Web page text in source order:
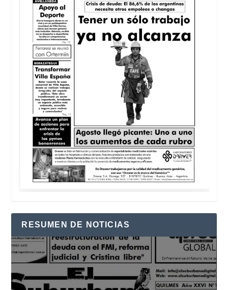
RESUMEN DE NOTICIAS
Reproductor
de
vídeo